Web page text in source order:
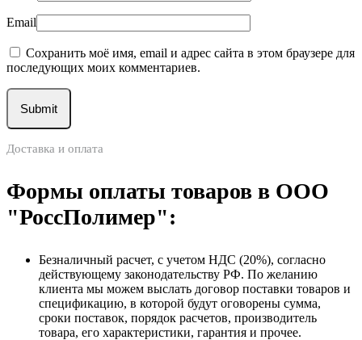
Email
Сохранить моё имя, email и адрес сайта в этом браузере для
последующих моих комментариев.
Доставка и оплата
Формы оплаты товаров в ООО
"РоссПолимер":
Безналичный расчет, с учетом НДС (20%), согласно
действующему законодательству РФ. По желанию
клиента мы можем выслать договор поставки товаров и
спецификацию, в которой будут оговорены сумма,
сроки поставок, порядок расчетов, производитель
товара, его характеристики, гарантия и прочее.